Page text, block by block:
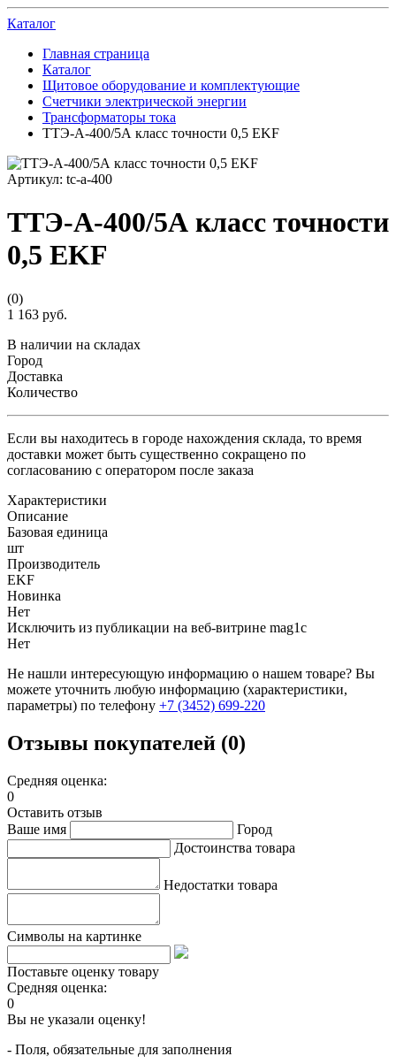
Каталог
Главная страница
Каталог
Щитовое оборудование и комплектующие
Счетчики электрической энергии
Трансформаторы тока
ТТЭ-А-400/5А класс точности 0,5 EKF
Артикул: tc-a-400
ТТЭ-А-400/5А класс точности
0,5 EKF
(0)
1 163 руб.
В наличии на складах
Город
Доставка
Количество
Если вы находитесь в городе нахождения склада, то время
доставки может быть существенно сокращено по
согласованию с оператором после заказа
Характеристики
Описание
Базовая единица
шт
Производитель
EKF
Новинка
Нет
Исключить из публикации на веб-витрине mag1c
Нет
Не нашли интересующую информацию о нашем товаре? Вы
можете уточнить любую информацию (характеристики,
параметры) по телефону +7 (3452) 699-220
Отзывы покупателей (0)
Средняя оценка:
0
Оставить отзыв
Ваше имя
Город
Достоинства товара
Недостатки товара
Символы на картинке
Поставьте оценку товару
Средняя оценка:
0
Вы не указали оценку!
- Поля, обязательные для заполнения